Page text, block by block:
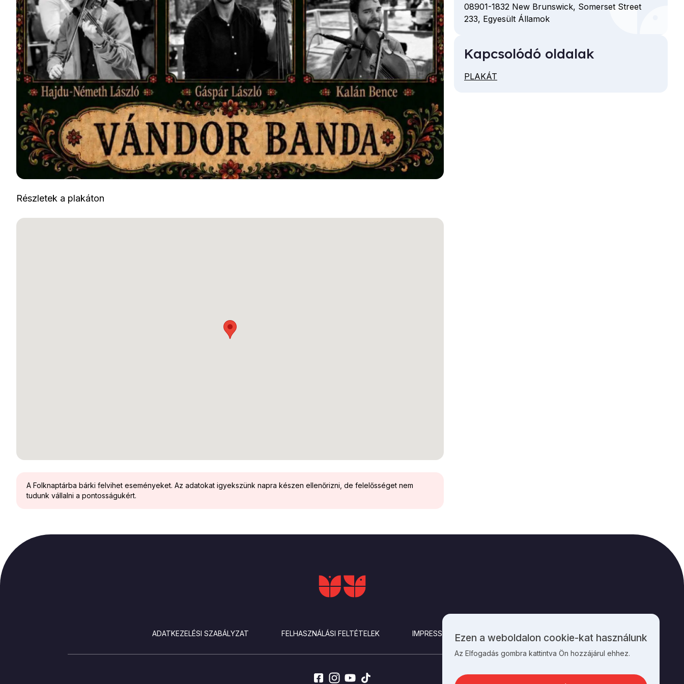
Részletek a plakáton
A Folknaptárba bárki felvihet eseményeket. Az adatokat igyekszünk napra készen ellenőrizni, de felelősséget nem
tudunk vállalni a pontosságukért.
08901-1832 New Brunswick, Somerset Street
233, Egyesült Államok
Kapcsolódó oldalak
PLAKÁT
ADATKEZELÉSI SZABÁLYZAT FELHASZNÁLÁSI FELTÉTELEK IMPRESSZUM KAPCSOLAT
Személyes
adatok
cookie-
Ezen a weboldalon cookie-kat használunk
Az Elfogadás gombra kattintva Ön hozzájárul ehhez.